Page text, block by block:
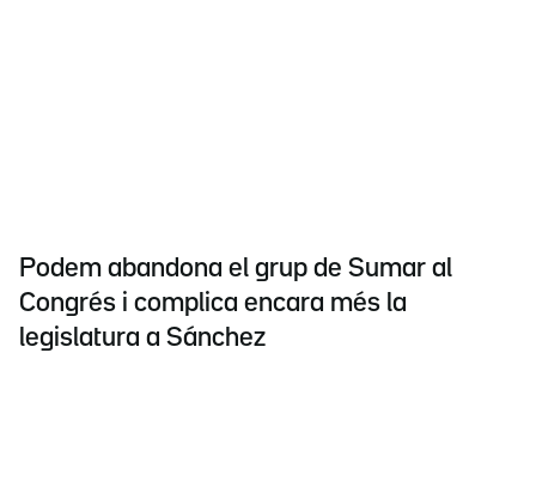
Podem abandona el grup de Sumar al
Congrés i complica encara més la
legislatura a Sánchez